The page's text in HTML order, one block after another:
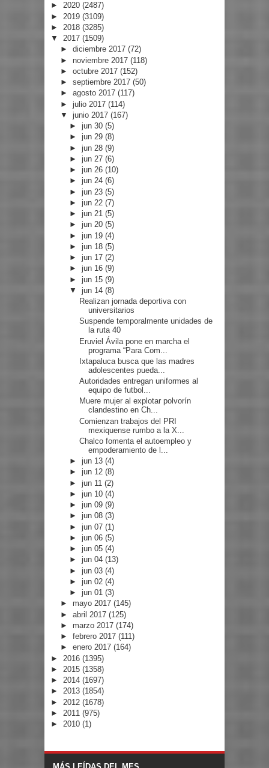
► 2020 (2487)
► 2019 (3109)
► 2018 (3285)
▼ 2017 (1509)
► diciembre 2017 (72)
► noviembre 2017 (118)
► octubre 2017 (152)
► septiembre 2017 (50)
► agosto 2017 (117)
► julio 2017 (114)
▼ junio 2017 (167)
►jun 30(5)
►jun 29(8)
►jun 28(9)
►jun 27(6)
►jun 26(10)
►jun 24(6)
►jun 23(5)
►jun 22(7)
►jun 21(5)
►jun 20(5)
►jun 19(4)
►jun 18(5)
►jun 17(2)
►jun 16(9)
►jun 15(9)
▼jun 14(8)
Realizan jornada deportiva con
universitarios
Suspende temporalmente unidades de
la ruta 40
Eruviel Ávila pone en marcha el
programa “Para Com...
Ixtapaluca busca que las madres
adolescentes pueda...
Autoridades entregan uniformes al
equipo de futbol...
Muere mujer al explotar polvorín
clandestino en Ch...
Comienzan trabajos del PRI
mexiquense rumbo a la X...
Chalco fomenta el autoempleo y
empoderamiento de l...
►jun 13(4)
►jun 12(8)
►jun 11(2)
►jun 10(4)
►jun 09(9)
►jun 08(3)
►jun 07(1)
►jun 06(5)
►jun 05(4)
►jun 04(13)
►jun 03(4)
►jun 02(4)
►jun 01(3)
► mayo 2017 (145)
► abril 2017 (125)
► marzo 2017 (174)
► febrero 2017 (111)
► enero 2017 (164)
► 2016 (1395)
► 2015 (1358)
► 2014 (1697)
► 2013 (1854)
► 2012 (1678)
► 2011 (975)
► 2010 (1)